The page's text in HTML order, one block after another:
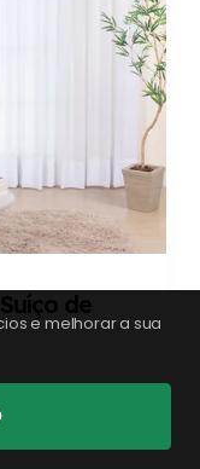
e melhorar a sua
de